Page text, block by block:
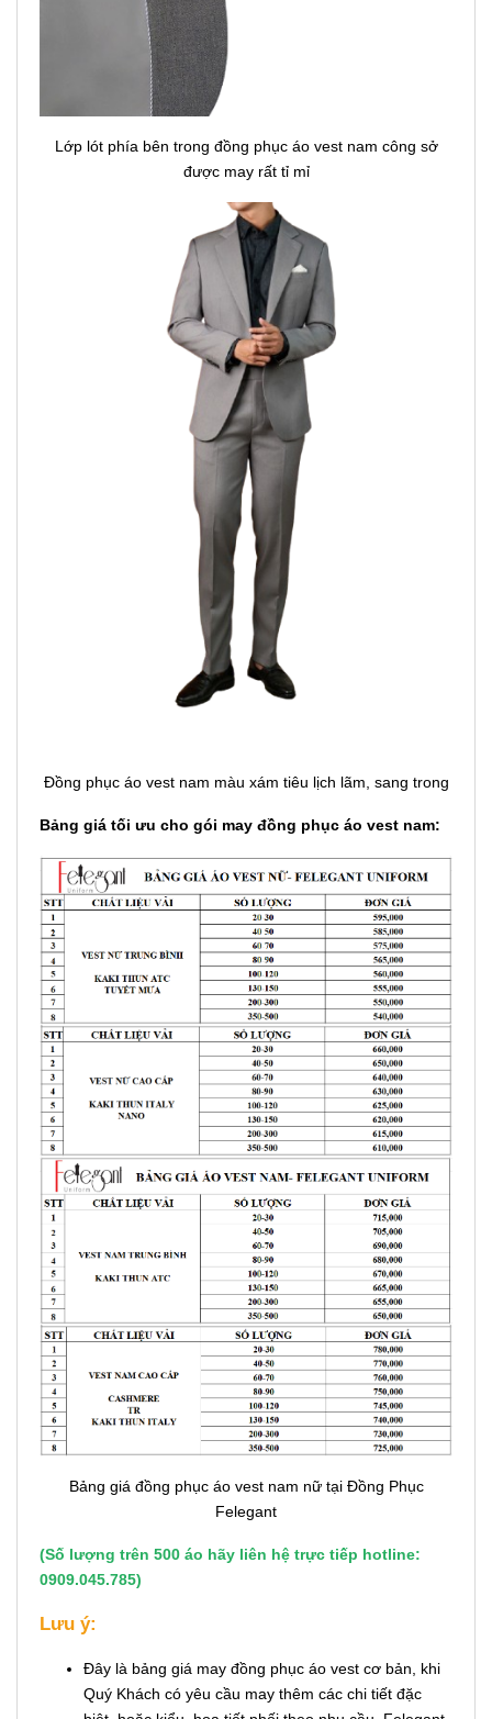
Lớp lót phía bên trong đồng phục áo vest nam công sở
được may rất tỉ mỉ
Đồng phục áo vest nam màu xám tiêu lịch lãm, sang trong
Bảng giá tối ưu cho gói may đồng phục áo vest nam:
Bảng giá đồng phục áo vest nam nữ tại Đồng Phục
Felegant
(Số lượng trên 500 áo hãy liên hệ trực tiếp hotline:
0909.045.785)
Lưu ý:
Đây là bảng giá may đồng phục áo vest cơ bản, khi
Quý Khách có yêu cầu may thêm các chi tiết đặc